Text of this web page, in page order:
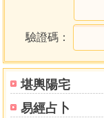
堪輿陽宅
易經占卜
第十三章 論命的程
萬人子平新階段
論命的四大程序
第十四章 格局的辨
普通格局的選定法
驗證碼：